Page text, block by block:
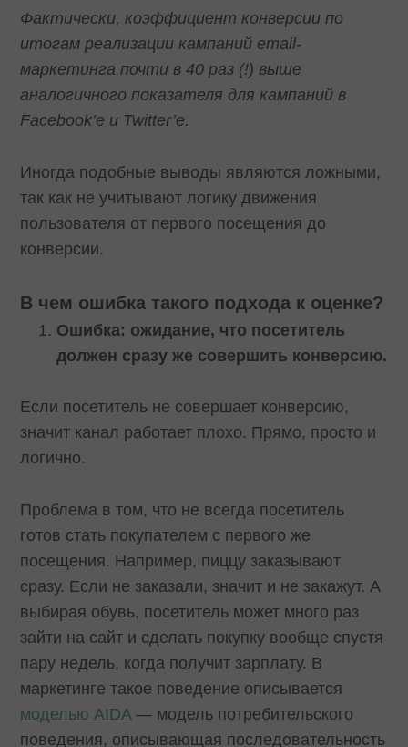
Фактически, коэффициент конверсии по
итогам реализации кампаний email-
маркетинга почти в 40 раз (!) выше
аналогичного показателя для кампаний в
Facebook’е и Twitter’е.
Иногда подобные выводы являются ложными,
так как не учитывают логику движения
пользователя от первого посещения до
конверсии.
В чем ошибка такого подхода к оценке?
Ошибка: ожидание, что посетитель
должен сразу же совершить конверсию.
Если посетитель не совершает конверсию,
значит канал работает плохо. Прямо, просто и
логично.
Проблема в том, что не всегда посетитель
готов стать покупателем с первого же
посещения. Например, пиццу заказывают
сразу. Если не заказали, значит и не закажут. А
выбирая обувь, посетитель может много раз
зайти на сайт и сделать покупку вообще спустя
пару недель, когда получит зарплату. В
маркетинге такое поведение описывается
моделью AIDA— модель потребительского
поведения, описывающая последовательность